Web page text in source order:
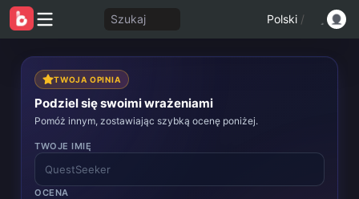
Szukaj Polski /
TWOJA OPINIA
Podziel się swoimi wrażeniami
Pomóż innym, zostawiając szybką ocenę poniżej.
TWOJE IMIĘ
OCENA